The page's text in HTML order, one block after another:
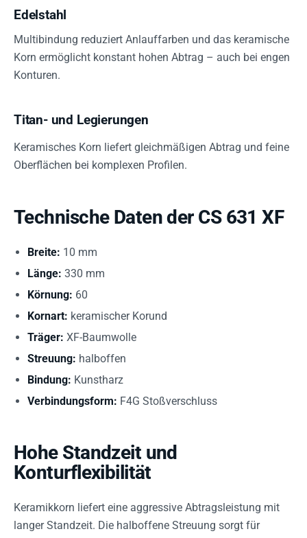
Edelstahl
Multibindung reduziert Anlauffarben und das keramische
Korn ermöglicht konstant hohen Abtrag – auch bei engen
Konturen.
Titan- und Legierungen
Keramisches Korn liefert gleichmäßigen Abtrag und feine
Oberflächen bei komplexen Profilen.
Technische Daten der CS 631 XF
Breite: 10 mm
Länge: 330 mm
Körnung: 60
Kornart: keramischer Korund
Träger: XF-Baumwolle
Streuung: halboffen
Bindung: Kunstharz
Verbindungsform: F4G Stoßverschluss
Hohe Standzeit und
Konturflexibilität
Keramikkorn liefert eine aggressive Abtragsleistung mit
langer Standzeit. Die halboffene Streuung sorgt für